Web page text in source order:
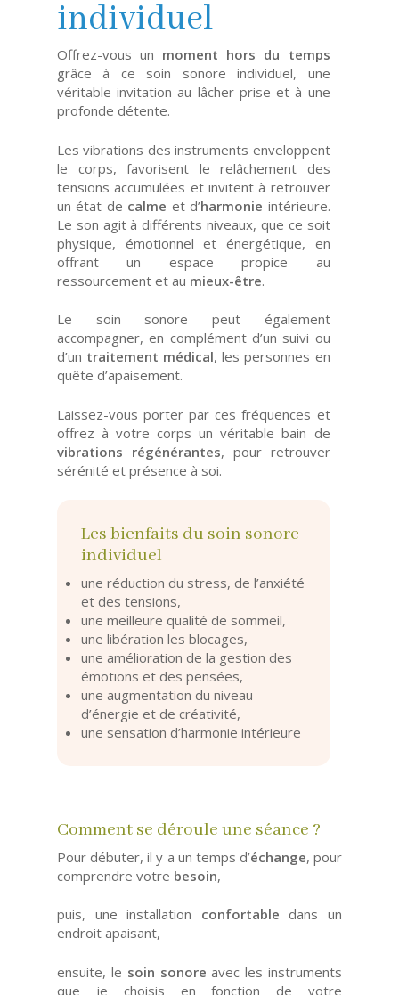
individuel
Offrez-vous un moment hors du temps
grâce à ce soin sonore individuel, une
véritable invitation au lâcher prise et à une
profonde détente.
Les vibrations des instruments enveloppent
le corps, favorisent le relâchement des
tensions accumulées et invitent à retrouver
un état de calme et d’harmonie intérieure.
Le son agit à différents niveaux, que ce soit
physique, émotionnel et énergétique, en
offrant un espace propice au
ressourcement et au mieux-être.
Le soin sonore peut également
accompagner, en complément d’un suivi ou
d’un traitement médical, les personnes en
quête d’apaisement.
Laissez-vous porter par ces fréquences et
offrez à votre corps un véritable bain de
vibrations régénérantes, pour retrouver
sérénité et présence à soi.
Les bienfaits du soin sonore
individuel
une réduction du stress, de l’anxiété
et des tensions,
une meilleure qualité de sommeil,
une libération les blocages,
une amélioration de la gestion des
émotions et des pensées,
une augmentation du niveau
d’énergie et de créativité,
une sensation d’harmonie intérieure
Comment se déroule une séance ?
Pour débuter, il y a un temps d’échange, pour
comprendre votre besoin,
puis, une installation confortable dans un
endroit apaisant,
ensuite, le soin sonore avec les instruments
que je choisis en fonction de votre